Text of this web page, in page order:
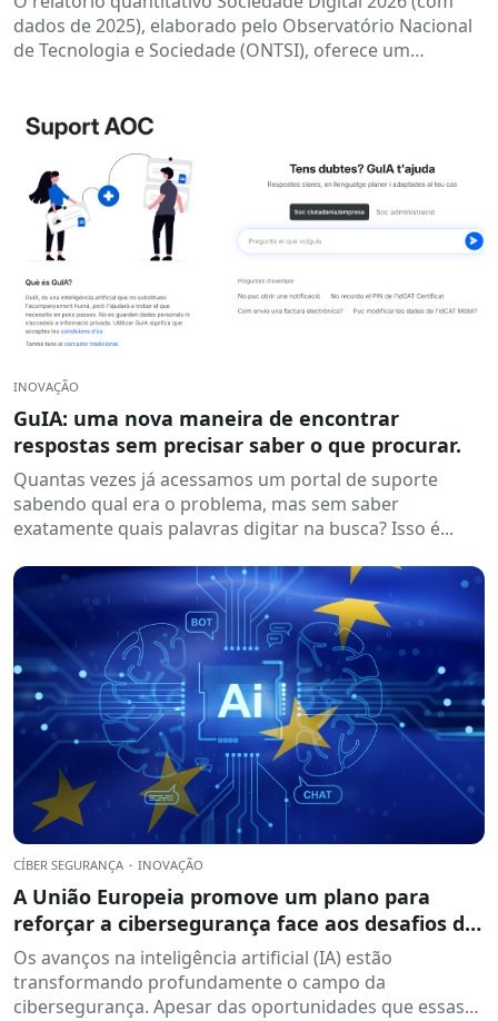
dados de 2025), elaborado pelo Observatório Nacional
de Tecnologia e Sociedade (ONTSI), oferece um
INOVAÇÃO
GuIA: uma nova maneira de encontrar
respostas sem precisar saber o que procurar.
Quantas vezes já acessamos um portal de suporte
sabendo qual era o problema, mas sem saber
exatamente quais palavras digitar na busca? Isso é...
CÍBER SEGURANÇA · INOVAÇÃO
A União Europeia promove um plano para
reforçar a cibersegurança face aos desafios da
inteligência artificial.
Os avanços na inteligência artificial (IA) estão
transformando profundamente o campo da
cibersegurança. Apesar das oportunidades que essas